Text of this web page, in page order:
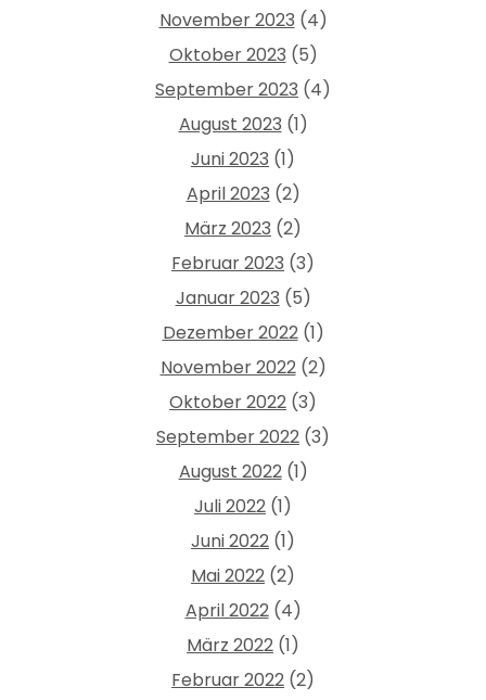
November 2023 (4)
Oktober 2023 (5)
September 2023 (4)
August 2023 (1)
Juni 2023 (1)
April 2023 (2)
März 2023 (2)
Februar 2023 (3)
Januar 2023 (5)
Dezember 2022(1)
November 2022(2)
Oktober 2022 (3)
September 2022 (3)
August 2022(1)
Juli 2022 (1)
Juni 2022 (1)
Mai 2022 (2)
April 2022(4)
März 2022 (1)
Februar 2022 (2)